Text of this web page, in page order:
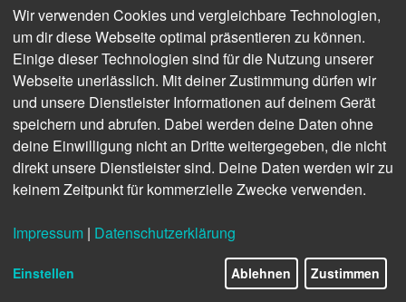
Cultural Space“. Er besteht aus der Ausstellung „Watches and
Events rund um die Uhrmacherei und bietet ein intensives
Erlebnis für alle Publikumsschichten. Die „Watch Talks“ sind ein
Sonderprogramm mit Vorträgen und Podiumsdiskussionen von
Experten aus der Uhrenbranche.
Wir verwenden Cookies und vergleichbare Technologien,
um dir diese Webseite optimal präsentieren zu können.
Einige dieser Technologien sind für die Nutzung unserer
Webseite unerlässlich. Mit deiner Zustimmung dürfen wir
und unsere Dienstleister Informationen auf deinem Gerät
speichern und abrufen. Dabei werden deine Daten ohne
deine Einwilligung nicht an Dritte weitergegeben, die nicht
direkt unsere Dienstleister sind. Deine Daten werden wir zu
keinem Zeitpunkt für kommerzielle Zwecke verwenden.
Impressum | Datenschutzerklärung
Einstellen Ablehnen Zustimmen